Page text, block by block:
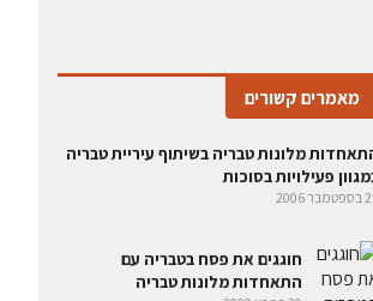
מאמרים קשורים
מלונות טבריה בשיתוף עיריית טבריה
פעילויות בסוכות
2006
חוגגים את פסח בטבריה עם
התאחדות מלונות טבריה